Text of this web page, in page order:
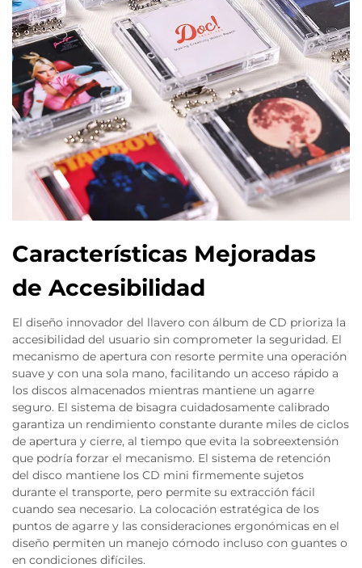
Características Mejoradas
de Accesibilidad
El diseño innovador del llavero con álbum de CD prioriza la
accesibilidad del usuario sin comprometer la seguridad. El
mecanismo de apertura con resorte permite una operación
suave y con una sola mano, facilitando un acceso rápido a
los discos almacenados mientras mantiene un agarre
seguro. El sistema de bisagra cuidadosamente calibrado
garantiza un rendimiento constante durante miles de ciclos
de apertura y cierre, al tiempo que evita la sobreextensión
que podría forzar el mecanismo. El sistema de retención
del disco mantiene los CD mini firmemente sujetos
durante el transporte, pero permite su extracción fácil
cuando sea necesario. La colocación estratégica de los
puntos de agarre y las consideraciones ergonómicas en el
diseño permiten un manejo cómodo incluso con guantes o
en condiciones difíciles.